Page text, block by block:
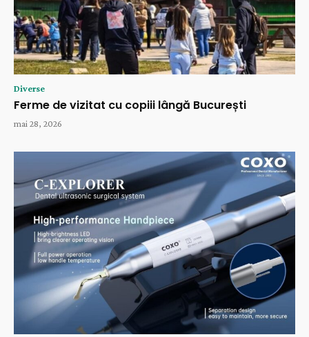
Diverse
Ferme de vizitat cu copiii lângă București
mai 28, 2026